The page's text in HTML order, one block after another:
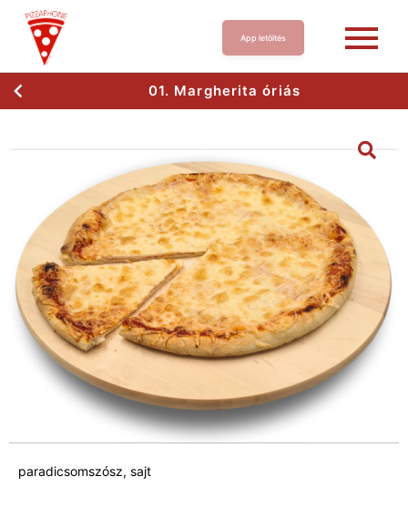
App letöltés
01. Margherita óriás
paradicsomszósz, sajt